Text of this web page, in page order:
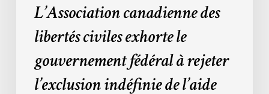
l’aide
médicale
mourir
L’Association canadienne des
libertés civiles exhorte le
gouvernement fédéral à rejeter
l’exclusion indéfinie de l’aide